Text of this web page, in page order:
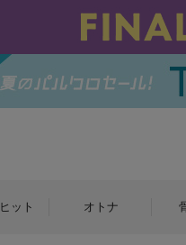
ット オトナ